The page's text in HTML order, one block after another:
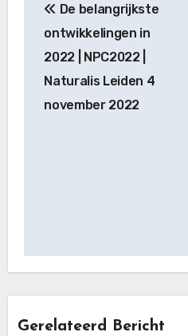
navigatie
De belangrijkste
ontwikkelingen in
2022 | NPC2022 |
Naturalis Leiden 4
november 2022
Gerelateerd Bericht